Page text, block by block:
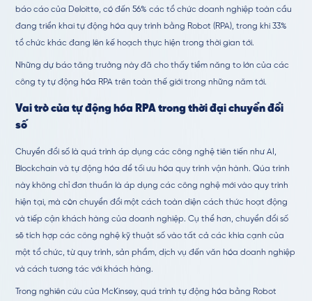
báo cáo của Deloitte, có đến 56% các tổ chức doanh nghiệp toàn cầu
đang triển khai tự động hóa quy trình bằng Robot (RPA), trong khi 33%
tổ chức khác đang lên kế hoạch thực hiện trong thời gian tới.
Những dự báo tăng trưởng này đã cho thấy tiềm năng to lớn của các
công ty tự động hóa RPA trên toàn thế giới trong những năm tới.
Vai trò của tự động hóa RPA trong thời đại chuyển đổi
số
Chuyển đổi số là quá trình áp dụng các công nghệ tiên tiến như AI,
Blockchain và tự động hóa để tối ưu hóa quy trình vận hành. Qúa trình
này không chỉ đơn thuần là áp dụng các công nghệ mới vào quy trình
hiện tại, mà còn chuyển đổi một cách toàn diện cách thức hoạt động
và tiếp cận khách hàng của doanh nghiệp. Cụ thể hơn, chuyển đổi số
sẽ tích hợp các công nghệ kỹ thuật số vào tất cả các khía cạnh của
một tổ chức, từ quy trình, sản phẩm, dịch vụ đến văn hóa doanh nghiệp
và cách tương tác với khách hàng.
Trong nghiên cứu của McKinsey, quá trình tự động hóa bằng Robot